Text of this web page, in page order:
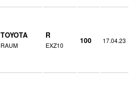
TOYOTA
RAUM
R
EXZ10
100 17.04.23